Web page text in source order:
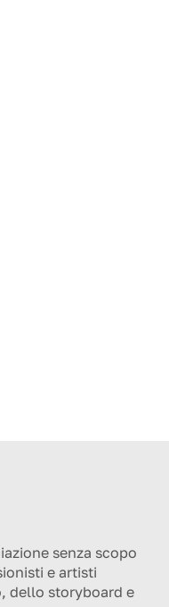
senza scopo
e artisti
dello storyboard e